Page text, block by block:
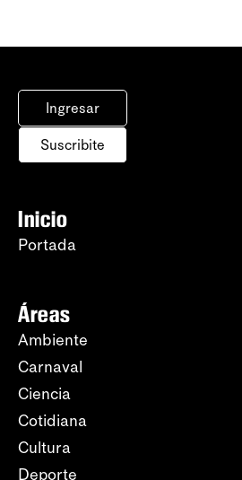
Ingresar
Suscribite
Inicio
Portada
Áreas
Ambiente
Carnaval
Ciencia
Cotidiana
Cultura
Deporte